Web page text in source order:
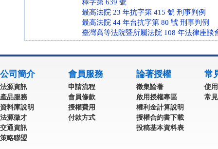
釋字第 639 號
最高法院 23 年抗字第 415 號 刑事判例
最高法院 44 年台抗字第 80 號 刑事判例
臺灣高等法院暨所屬法院 108 年法律座談
公司簡介
法源資訊
產品服務
資料庫說明
法源徵才
交通資訊
策略聯盟
會員服務
申請流程
會員條款
授權費用
付款方式
論著授權
徵集論著
啟用授權專區
權利金計算說明
授權合約書下載
投稿基本資料表
常
使
常